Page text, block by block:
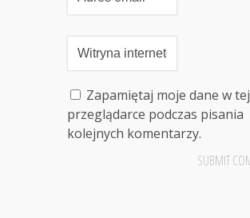
Zapamiętaj moje dane w tej
przeglądarce podczas pisania
kolejnych komentarzy.